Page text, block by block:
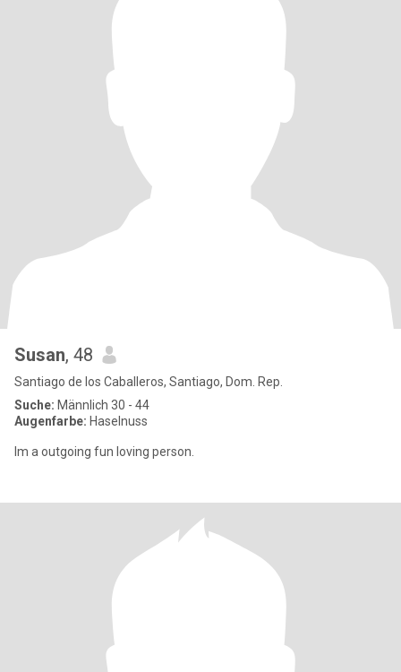
Susan, 48
Santiago de los Caballeros, Santiago, Dom. Rep.
Suche: Männlich 30 - 44
Augenfarbe: Haselnuss
Im a outgoing fun loving person.